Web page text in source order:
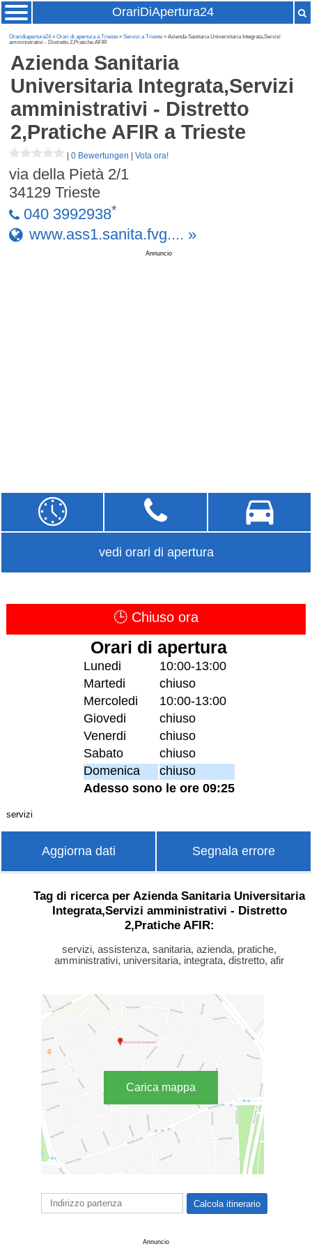
OrariDiApertura24
Oraridiapertura24»Orari di apertura a Trieste »Servizi a Trieste » Azienda Sanitaria Universitaria Integrata,Servizi
amministrativi - Distretto 2,Pratiche AFIR
Azienda Sanitaria
Universitaria Integrata,Servizi
amministrativi - Distretto
2,Pratiche AFIR a Trieste
|0 Bewertungen |Vota ora!
via della Pietà 2/1
34129 Trieste
040 3992938*
www.ass1.sanita.fvg.... »
Annuncio
vedi orari di apertura
🕒 Chiuso ora
Orari di apertura
Lunedi
10:00-13:00
Martedi
chiuso
Mercoledi
10:00-13:00
Giovedi
chiuso
Venerdi
chiuso
Sabato
chiuso
Domenica
chiuso
Adesso sono le ore 09:25
servizi
Aggiorna dati Segnala errore
Tag di ricerca per Azienda Sanitaria Universitaria
Integrata,Servizi amministrativi - Distretto
2,Pratiche AFIR:
servizi, assistenza, sanitaria, azienda, pratiche,
amministrativi, universitaria, integrata, distretto, afir
Carica mappa
Annuncio